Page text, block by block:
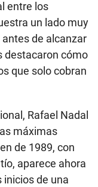
entre los
un lado muy
de alcanzar
destacaron cómo
que solo cobran
Rafael Nadal
máximas
de 1989, con
aparece ahora
inicios de una